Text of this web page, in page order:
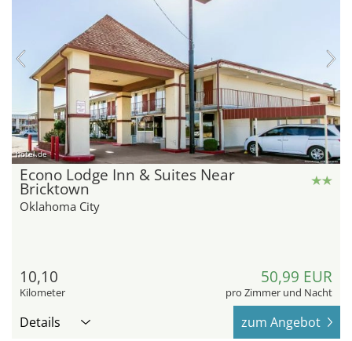
hotel.de
Econo Lodge Inn & Suites Near
Bricktown
Oklahoma City
10,10
Kilometer
50,99 EUR
pro Zimmer und Nacht
Details zum Angebot